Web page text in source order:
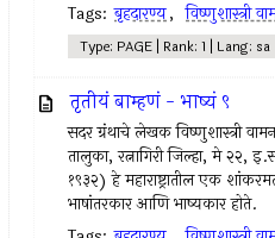
Tags: बृहदारण्य, विष्णुशास्त्री
Type: PAGE | Rank: 1 | Lang: sa
तृतीयं बाम्हणं - भाष्यं ९
सदर ग्रंथाचे लेखक विष्णुशास्त्री
तालुका, रत्नागिरी जिल्हा, मे
१९३२) हे महाराष्ट्रातील एक
भाषांतरकार आणि भाष्यकार होते.